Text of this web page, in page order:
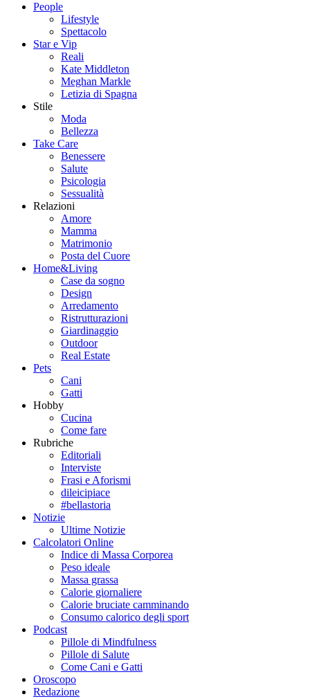
People
Lifestyle
Spettacolo
Star e Vip
Reali
Kate Middleton
Meghan Markle
Letizia di Spagna
Stile
Moda
Bellezza
Take Care
Benessere
Salute
Psicologia
Sessualità
Relazioni
Amore
Mamma
Matrimonio
Posta del Cuore
Home&Living
Case da sogno
Design
Arredamento
Ristrutturazioni
Giardinaggio
Outdoor
Real Estate
Pets
Cani
Gatti
Hobby
Cucina
Come fare
Rubriche
Editoriali
Interviste
Frasi e Aforismi
dileicipiace
#bellastoria
Notizie
Ultime Notizie
Calcolatori Online
Indice di Massa Corporea
Peso ideale
Massa grassa
Calorie giornaliere
Calorie bruciate camminando
Consumo calorico degli sport
Podcast
Pillole di Mindfulness
Pillole di Salute
Come Cani e Gatti
Oroscopo
Redazione